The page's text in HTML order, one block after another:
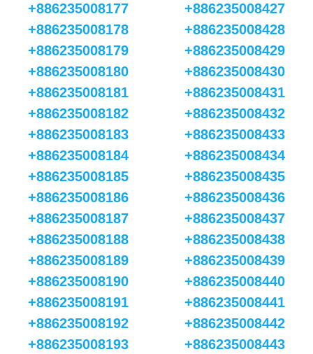
+886235008177
+886235008178
+886235008179
+886235008180
+886235008181
+886235008182
+886235008183
+886235008184
+886235008185
+886235008186
+886235008187
+886235008188
+886235008189
+886235008190
+886235008191
+886235008192
+886235008193
+886235008427
+886235008428
+886235008429
+886235008430
+886235008431
+886235008432
+886235008433
+886235008434
+886235008435
+886235008436
+886235008437
+886235008438
+886235008439
+886235008440
+886235008441
+886235008442
+886235008443